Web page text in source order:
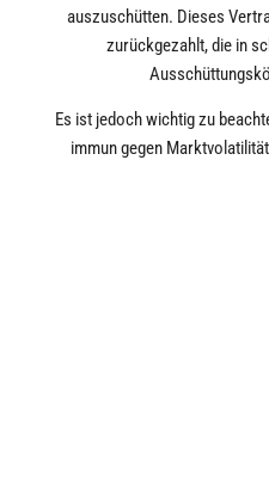
auszuschütten. Dieses
zurückgezahlt, die in
Es ist jedoch wichtig zu
immun gegen